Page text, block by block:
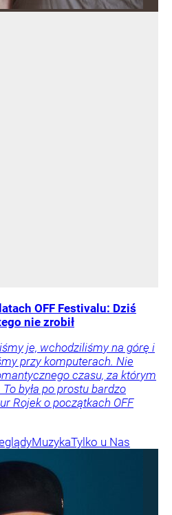
OFF Festivalu: Dziś
nie zrobił
je, wchodziliśmy na górę i
przy komputerach. Nie
czasu, za którym
była po prostu bardzo
Rojek o początkach OFF
MuzykaTylko u Nas